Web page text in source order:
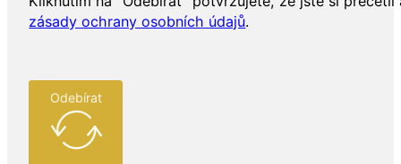
zásady ochrany osobních údajů.
Odebírat